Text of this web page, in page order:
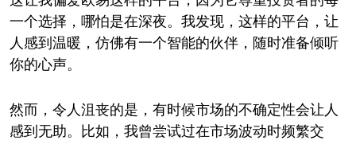
一个选择，哪怕是在深夜。我发现，这样的平台，让
人感到温暖，仿佛有一个智能的伙伴，随时准备倾听
你的心声。
然而，令人沮丧的是，有时候市场的不确定性会让人
感到无助。比如，我曾尝试过在市场波动时频繁交